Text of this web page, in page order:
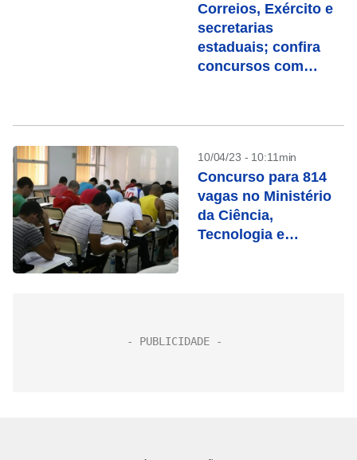
Correios, Exército e
secretarias
estaduais; confira
concursos com
10/04/23 - 10:11min
Concurso para 814
vagas no Ministério
da Ciência,
Tecnologia e